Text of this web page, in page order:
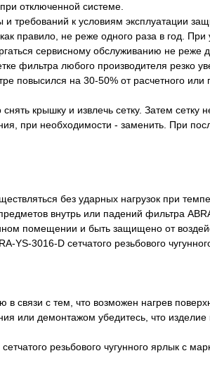
отключенной системе.
и требований к условиям эксплуатации
правило, не реже одного раза в год. При
сервисному обслуживанию не реже
фильтра любого производителя резко
повысился на 30-50% от расчетного
крышку и извлечь сетку. Затем
при необходимости - заменить. При
без ударных нагрузок при
внутрь или падений фильтра
помещении и быть защищено от
YS-3016-D сетчатого резьбового
связи с тем, что возможен нагрев
или демонтажом убедитесь, что
резьбового чугунного ярлык с